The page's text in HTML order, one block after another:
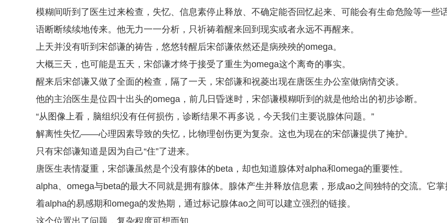
模糊间听到了医生过来检查，失忆、信息素停止释放、不确定能否回忆起来、可能会有生命危险等一些
语断断续续地传来。他无力一一分析，只祈祷着醒来回到现实或者永远不再醒来。
上天并没有听到宋郃谦的祷告，悠悠转醒后宋郃谦依然还是病殃殃的omega。
大概三天，也可能是五天，宋郃谦才终于接受了重生为omega这个离奇的事实。
醒来后宋郃谦又做了全面的检查，隔了一天，宋郃谦和祝菱出现在唐医生办公室做病情交谈。
他的主治医生是位四十出头的omega，前几日昏迷时，宋郃谦模糊听到的就是他给出的初步诊断。
“从图像上看，脑组织没有任何损伤，诊断结果不再多说，今天我们主要说腺体问题。”
解离性失忆——心理因素导致的失忆，比物理创伤更为复杂。这也为现在的宋郃谦提供了掩护。
只有宋郃谦知道是因为自己“住”了进来。
唐医生表情凝重，宋郃谦虽然是个没有腺体的beta，却也知道腺体对alpha和omega的重要性。
alpha、omega与beta的最大不同就是拥有腺体。腺体产生并释放信息素，形成ao之间独特的交流。它掌
着alpha的易感期和omega的发热期，通过标记腺体ao之间可以建立强烈的链接。
这个位置出了问题，复杂程度可想而知。